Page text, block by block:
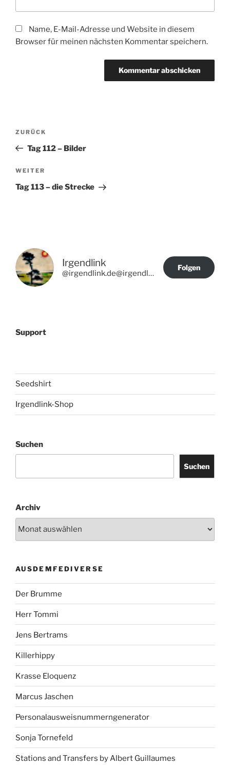
Name, E-Mail-Adresse und Website in diesem
Browser für meinen nächsten Kommentar speichern.
Beitragsnavigation
Vorheriger
Beitrag
ZURÜCK
Tag 112 – Bilder
Nächster
Beitrag
WEITER
Tag 113 – die Strecke
Irgendlink
@irgendlink.de@irgendlink.de
Folgen
Support
Seedshirt
Irgendlink-Shop
Suchen
Suchen
Archiv
AUSDEMFEDIVERSE
Der Brumme
Herr Tommi
Jens Bertrams
Killerhippy
Krasse Eloquenz
Marcus Jaschen
Personalausweisnummerngenerator
Sonja Tornefeld
Stations and Transfers by Albert Guillaumes